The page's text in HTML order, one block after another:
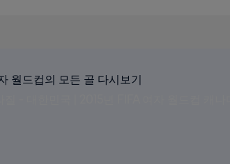
월드컵의 모든 골 다시보기